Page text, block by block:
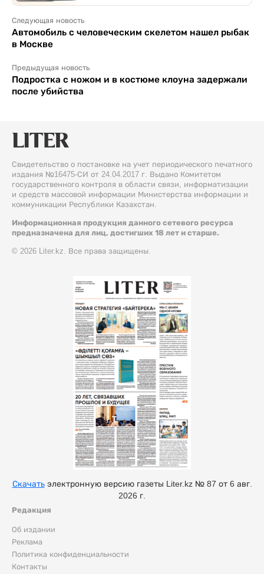
Следующая новость
Автомобиль с человеческим скелетом нашел рыбак
в Москве
Предыдущая новость
Подростка с ножом и в костюме клоуна задержали
после убийства
Свидетельство о постановке на учет периодического печатного
издания №16475-СИ от 24.04.2017 г. Выдано Комитетом
государственного контроля в области связи, информатизации
и средств массовой информации Министерства информации и
коммуникации Республики Казахстан.
Информационная продукция данного сетевого ресурса
предназначена для лиц, достигших 18 лет и старше.
© 2026 Liter.kz. Все права защищены.
Редакция
Об издании
Реклама
Политика конфиденциальности
Контакты
Скачатьэлектронную версию газеты Liter.kz № 87 от 6 авг.
2026 г.